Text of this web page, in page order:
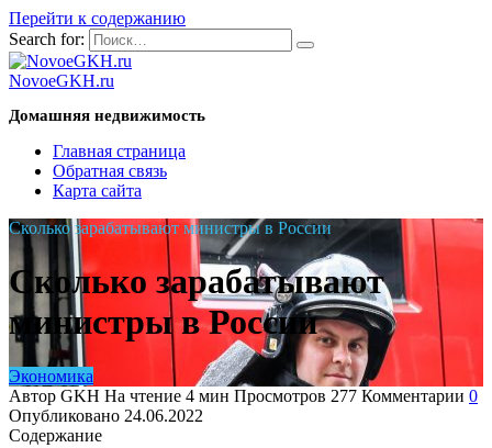
Перейти к содержанию
Search for:
NovoeGKH.ru
Домашняя недвижимость
Главная страница
Обратная связь
Карта сайта
Сколько зарабатывают министры в России
Сколько зарабатывают
министры в России
Экономика
Автор GKH На чтение 4 мин Просмотров 277 Комментарии 0
Опубликовано 24.06.2022
Содержание